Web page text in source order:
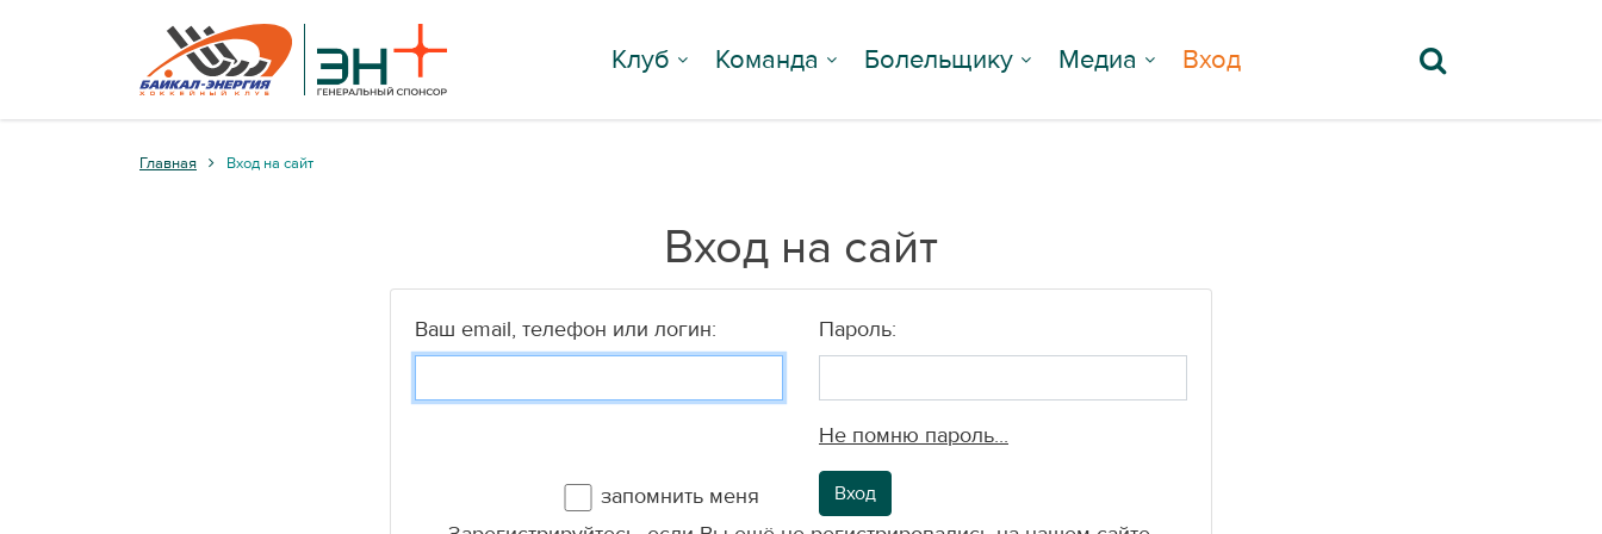
Клуб Команда Болельщику Медиа Вход
Главная Вход на сайт
Вход на сайт
Ваш email, телефон или логин: Пароль:
Не помню пароль...
запомнить меня Вход